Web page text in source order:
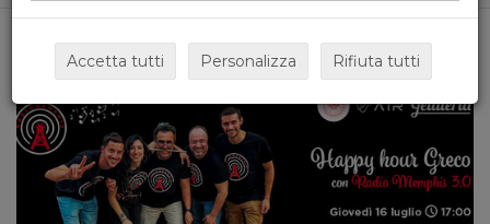
Accetta tutti Personalizza Rifiuta tutti